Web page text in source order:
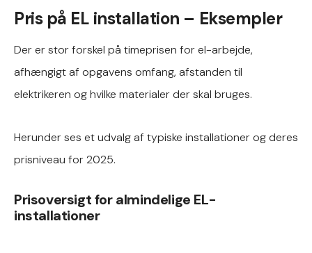
Pris på EL installation – Eksempler
Der er stor forskel på timeprisen for el-arbejde,
afhængigt af opgavens omfang, afstanden til
elektrikeren og hvilke materialer der skal bruges.
Herunder ses et udvalg af typiske installationer og deres
prisniveau for 2025.
Prisoversigt for almindelige EL-
installationer